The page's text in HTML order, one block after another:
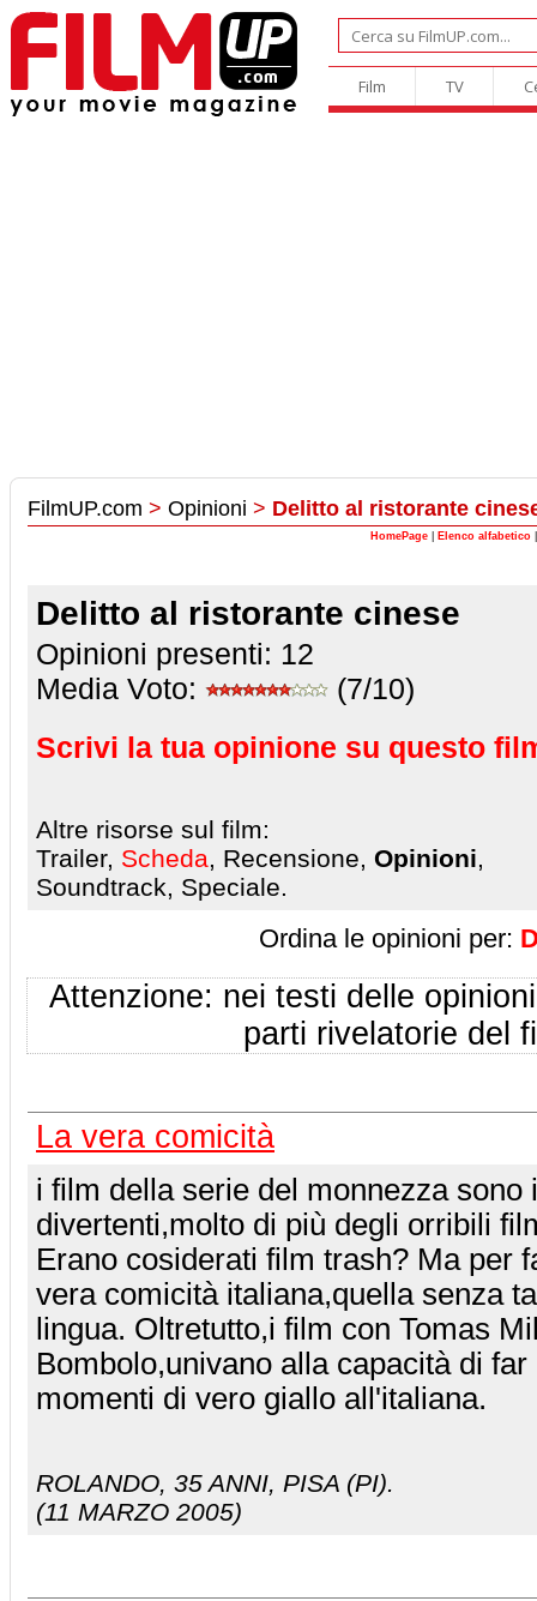
Film TV
FilmUP.com > Opinioni > Delitto al ristorante
HomePage Elenco alfabetico
Delitto al ristorante cinese
Opinioni presenti: 12
Media Voto:
(7/10)
Scrivi la tua opinione su questo
Altre risorse sul film:
Trailer, Scheda, Recensione, Opinioni,
Soundtrack, Speciale.
Ordina le opinioni per:
Attenzione: nei testi delle
parti rivelatorie del
La vera comicità
i film della serie del monnezza sono
divertenti,molto di più degli orribili
Erano cosiderati film trash? Ma per
vera comicità italiana,quella senza
lingua. Oltretutto,i film con Tomas
Bombolo,univano alla capacità di
momenti di vero giallo all'italiana.
ROLANDO, 35 ANNI, PISA (PI).
(11 MARZO 2005)